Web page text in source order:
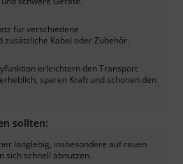
für verschiedene
Kabel oder Zubehör.
erleichtern den Transport
sparen Kraft und schonen den
sollten:
langlebig, insbesondere auf rauen
sich schnell abnutzen.